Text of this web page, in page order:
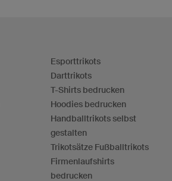
Esporttrikots
Darttrikots
T-Shirts bedrucken
Hoodies bedrucken
Handballtrikots selbst
gestalten
Trikotsätze Fußballtrikots
Firmenlaufshirts
bedrucken